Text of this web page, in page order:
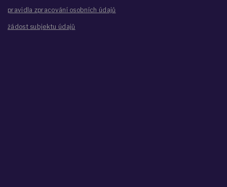
pravidla zpracování osobních údajů
žádost subjektu údajů